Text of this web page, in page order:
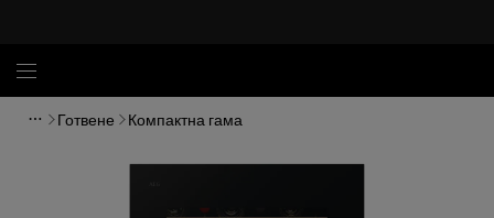
Готвене Компактна гама